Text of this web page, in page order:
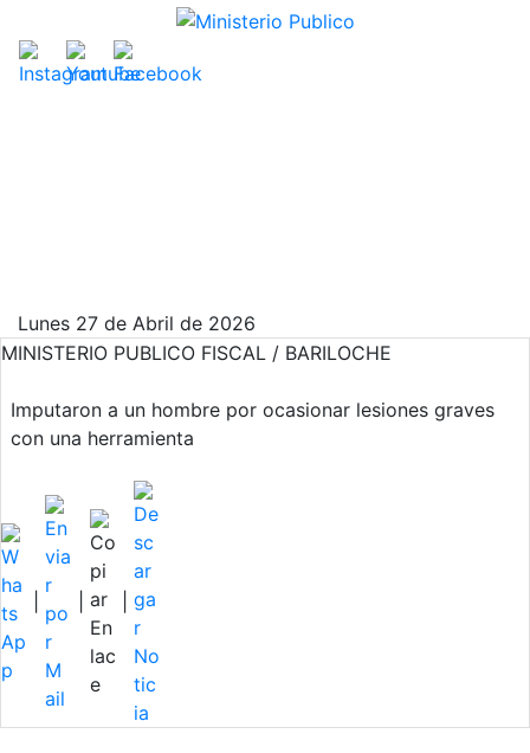
Lunes 27 de Abril de 2026
MINISTERIO PUBLICO FISCAL / BARILOCHE
Imputaron a un hombre por ocasionar lesiones graves
con una herramienta